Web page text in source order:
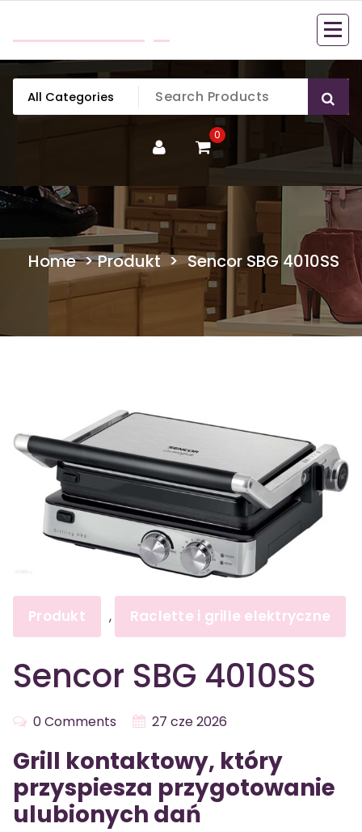
content
0
Home>Produkt> Sencor SBG 4010SS
Produkt , Raclette i grille elektryczne
Sencor SBG 4010SS
0 Comments 27 cze 2026
Grill kontaktowy, który
przyspiesza przygotowanie
ulubionych dań